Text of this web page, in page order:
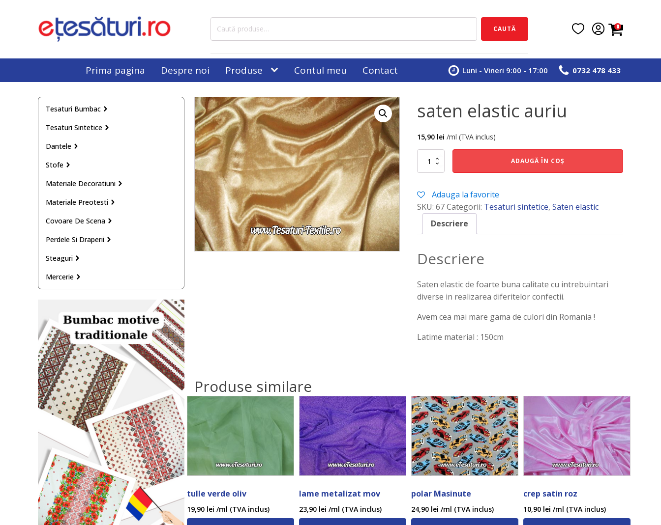
Caută
CAUTĂ 0
Prima pagina Despre noi Produse Contul meu Contact Luni - Vineri 9:00 - 17:00 0732 478 433
Tesaturi Bumbac
Tesaturi Sintetice
Dantele
Stofe
Materiale Decoratiuni
Materiale Preotesti
Covoare De Scena
Perdele Si Draperii
Steaguri
Mercerie
saten elastic auriu
15,90 lei /ml (TVA inclus)
Cantitate
ADAUGĂ ÎN COȘ
Adauga la favorite
SKU:67Categorii: Tesaturi sintetice,Saten elastic
Descriere
Descriere
Saten elastic de foarte buna calitate cu intrebuintari
diverse in realizarea diferitelor confectii.
Avem cea mai mare gama de culori din Romania !
Latime material : 150cm
Produse similare
tulle verde oliv
19,90 lei /ml (TVA inclus)
lame metalizat mov
23,90 lei /ml (TVA inclus)
polar Masinute
24,90 lei /ml (TVA inclus)
crep satin roz
10,90 lei /ml (TVA inclus)